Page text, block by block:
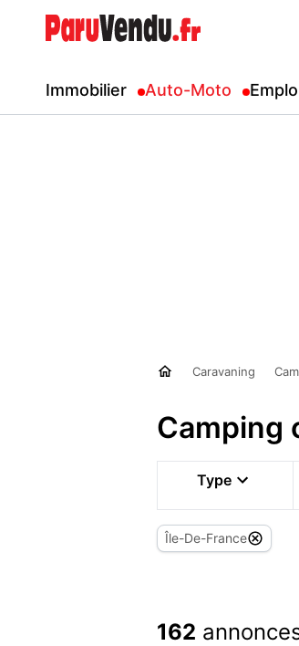
Immobilier Auto-Moto
Caravaning
Camping
Type
Île-De-France
162